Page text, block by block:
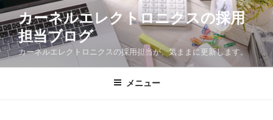
コ
ン
テ
ン
カーネルエレクトロニクスの採用
担当ブログ
カーネルエレクトロニクスの採用担当が、気ままに更新します。
メニュー